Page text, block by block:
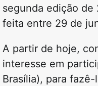
segunda edição de
feita entre 29 de
A partir de hoje,
interesse em
Brasília), para